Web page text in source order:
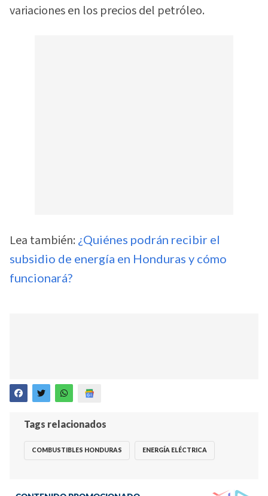
variaciones en los precios del petróleo.
Lea también: ¿Quiénes podrán recibir el
subsidio de energía en Honduras y cómo
funcionará?
Tags relacionados
COMBUSTIBLES HONDURAS ENERGÍA ELÉCTRICA